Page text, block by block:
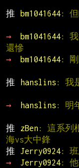
推
bm1041644: 但
→
bm1041644: 我
還慘
→
bm1041644: 剛
推
hanslins : 我
→
hanslins : 明
推
zBen: 這系列
海vs大中鋒
推
Jerry0924: 班
→
Jerry0924: 他